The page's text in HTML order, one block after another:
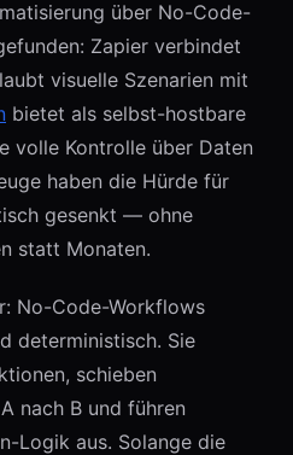
über No-Code-
Zapier verbindet
visuelle Szenarien mit
bietet als selbst-hostbare
volle Kontrolle über Daten
haben die Hürde für
gesenkt — ohne
statt Monaten.
No-Code-Workflows
deterministisch. Sie
schieben
nach B und führen
Logik aus. Solange die